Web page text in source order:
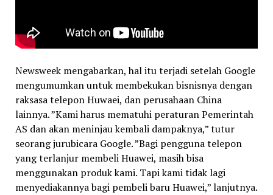
Newsweek mengabarkan, hal itu terjadi setelah Google
mengumumkan untuk membekukan bisnisnya dengan
raksasa telepon Huwaei, dan perusahaan China
lainnya. ”Kami harus mematuhi peraturan Pemerintah
AS dan akan meninjau kembali dampaknya,” tutur
seorang jurubicara Google. ”Bagi pengguna telepon
yang terlanjur membeli Huawei, masih bisa
menggunakan produk kami. Tapi kami tidak lagi
menyediakannya bagi pembeli baru Huawei,” lanjutnya.